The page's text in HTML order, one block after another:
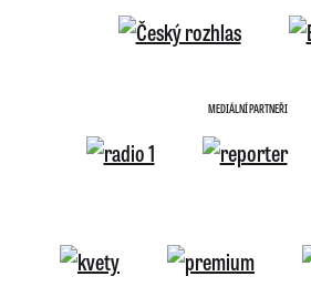
MEDIÁLNÍ PARTNEŘI